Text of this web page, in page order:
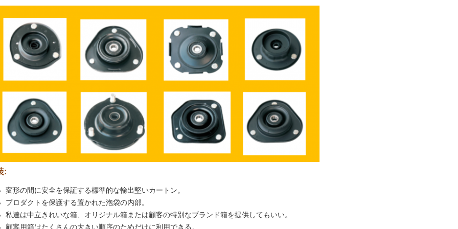
:
変形の間に安全を保証する標準的な輸出堅いカートン。
プロダクトを保護する置かれた泡袋の内部。
私達は中立きれいな箱、オリジナル箱または顧客の特別なブランド箱を提供してもいい。
顧客用箱はたくさんの大きい順序のためだけに利用できる。